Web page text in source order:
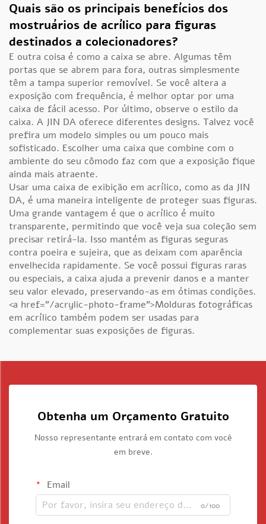
Quais são os principais benefícios dos
mostruários de acrílico para figuras
destinados a colecionadores?
E outra coisa é como a caixa se abre. Algumas têm
portas que se abrem para fora, outras simplesmente
têm a tampa superior removível. Se você altera a
exposição com frequência, é melhor optar por uma
caixa de fácil acesso. Por último, observe o estilo da
caixa. A JIN DA oferece diferentes designs. Talvez você
prefira um modelo simples ou um pouco mais
sofisticado. Escolher uma caixa que combine com o
ambiente do seu cômodo faz com que a exposição fique
ainda mais atraente.
Usar uma caixa de exibição em acrílico, como as da JIN
DA, é uma maneira inteligente de proteger suas figuras.
Uma grande vantagem é que o acrílico é muito
transparente, permitindo que você veja sua coleção sem
precisar retirá-la. Isso mantém as figuras seguras
contra poeira e sujeira, que as deixam com aparência
envelhecida rapidamente. Se você possui figuras raras
ou especiais, a caixa ajuda a prevenir danos e a manter
seu valor elevado, preservando-as em ótimas condições.
<a href="/acrylic-photo-frame">Molduras fotográficas
em acrílico também podem ser usadas para
complementar suas exposições de figuras.
Obtenha um Orçamento Gratuito
Nosso representante entrará em contato com você
em breve.
Email
0/100